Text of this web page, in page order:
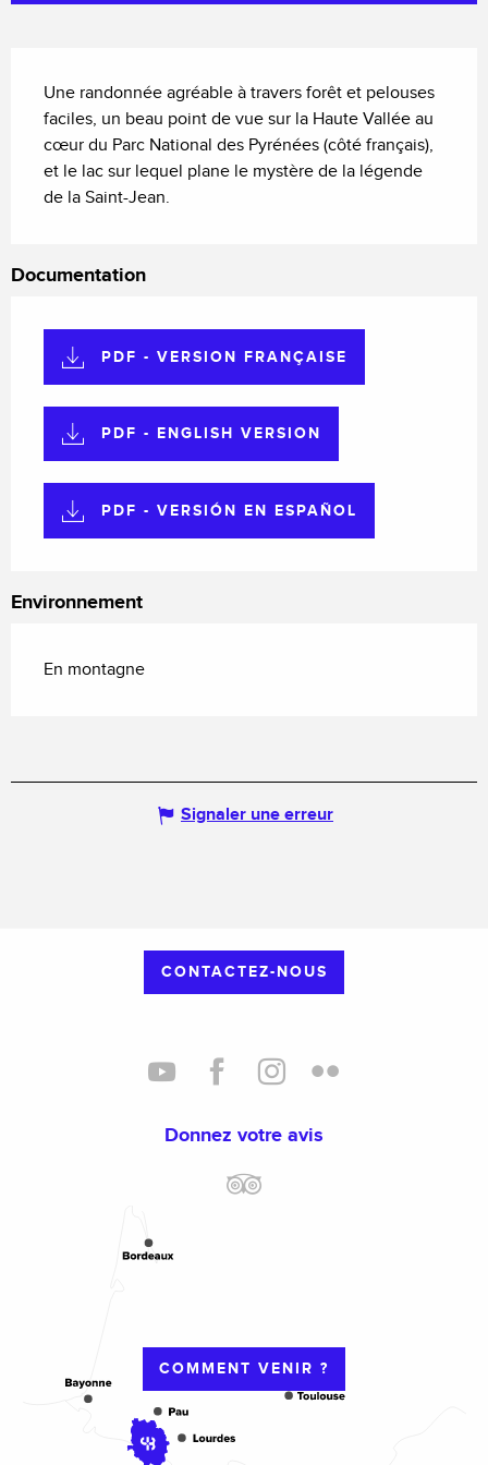
Une randonnée agréable à travers forêt et pelouses
faciles, un beau point de vue sur la Haute Vallée au
cœur du Parc National des Pyrénées (côté français),
et le lac sur lequel plane le mystère de la légende
de la Saint-Jean.
Documentation
PDF - VERSION FRANÇAISE
PDF - ENGLISH VERSION
PDF - VERSIÓN EN ESPAÑOL
Environnement
En montagne
Signaler une erreur
CONTACTEZ-NOUS
Donnez votre avis
COMMENT VENIR ?